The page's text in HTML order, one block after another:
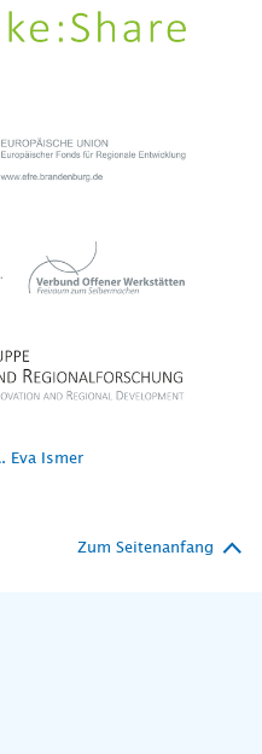
Eva Ismer
Zum Seitenanfang